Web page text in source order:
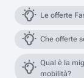
Le offerte
Che offerte
Qual è la
mobilità?